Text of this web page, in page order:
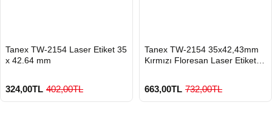
GÖNDERİ
Tanex TW-2154 Laser Etiket 35
x 42.64 mm
324,00TL 402,00TL
GÖNDERİ
Tanex TW-2154 35x42,43mm
Kırmızı Floresan Laser Etiket
663,00TL 732,00TL